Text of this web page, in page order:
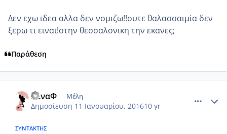
Δεν εχω ιδεα αλλα δεν νομιζω!!ουτε θαλασσαιμία δεν
ξερω τι ειναι!στην θεσσαλονικη την εκανες;
Παράθεση
ΝίναΦ Μέλη
Δημοσίευση 11 Ιανουαρίου, 201610 yr
ΣΥΝΤΆΚΤΗΣ